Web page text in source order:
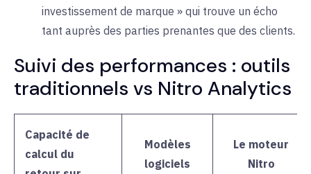
investissement de marque » qui trouve un écho
tant auprès des parties prenantes que des clients.
Suivi des performances : outils
traditionnels vs Nitro Analytics
Capacité de
calcul du
Modèles
logiciels
Le moteur
Nitro